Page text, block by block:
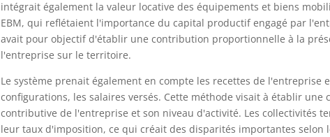
intégrait également la valeur locative des équipements et biens
EBM, qui reflétaient l'importance du capital productif engagé par
avait pour objectif d'établir une contribution proportionnelle à la
l'entreprise sur le territoire.
Le système prenait également en compte les recettes de l'entreprise
configurations, les salaires versés. Cette méthode visait à établir une
contributive de l'entreprise et son niveau d'activité. Les collectivités
leur taux d'imposition, ce qui créait des disparités importantes